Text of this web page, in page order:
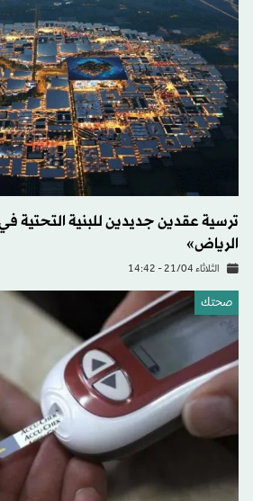
الرياض»
الثلاثاء 21/04 - 14:42
صحتك